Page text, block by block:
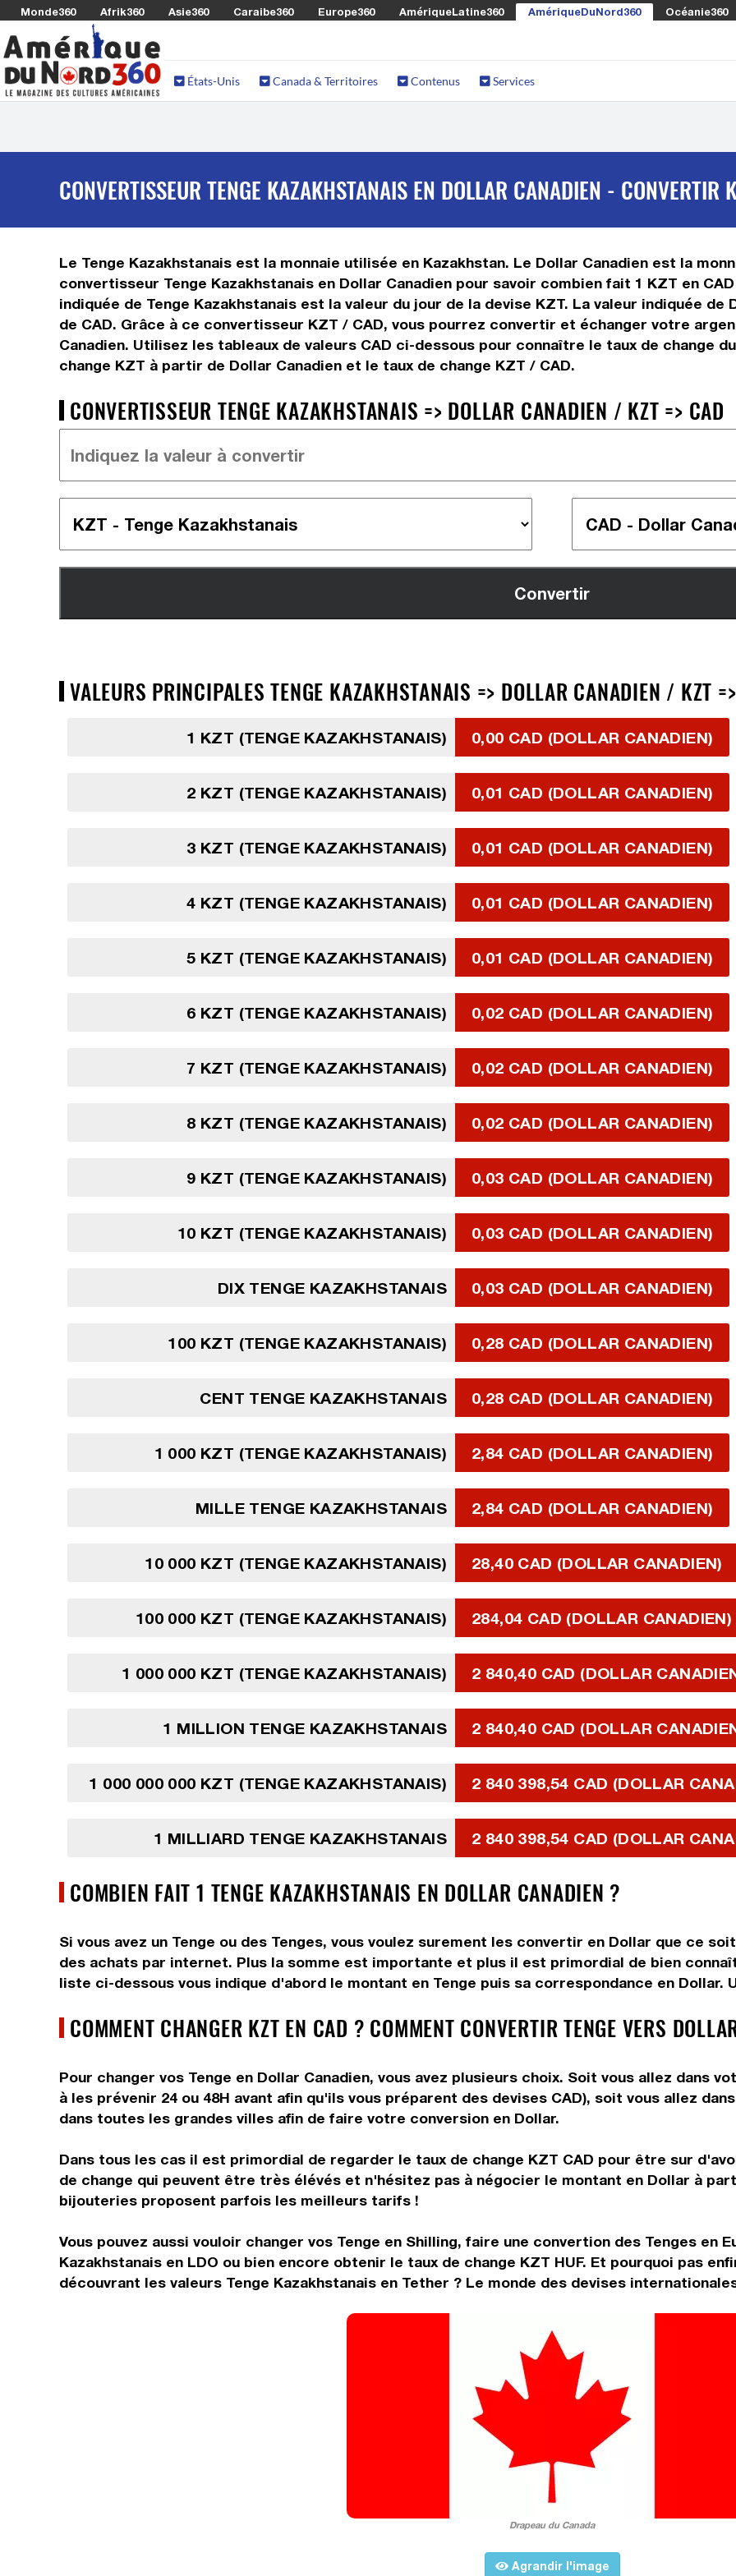
Monde360 Afrik360 Asie360 Caraibe360 Europe360 AmériqueLatine360 AmériqueDuNord360 Océanie360
États-Unis Canada & Territoires Contenus Services
CONVERTISSEUR TENGE KAZAKHSTANAIS EN DOLLAR CANADIEN - CONVERTIR
Le Tenge Kazakhstanais est la monnaie utilisée en Kazakhstan. Le Dollar Canadien est la
convertisseur Tenge Kazakhstanais en Dollar Canadien pour savoir combien fait 1 KZT en
indiquée de Tenge Kazakhstanais est la valeur du jour de la devise KZT. La valeur indiquée
de CAD. Grâce à ce convertisseur KZT / CAD, vous pourrez convertir et échanger votre
Canadien. Utilisez les tableaux de valeurs CAD ci-dessous pour connaître le taux de change
change KZT à partir de Dollar Canadien et le taux de change KZT / CAD.
CONVERTISSEUR TENGE KAZAKHSTANAIS => DOLLAR CANADIEN / KZT => CAD
VALEURS PRINCIPALES TENGE KAZAKHSTANAIS => DOLLAR CANADIEN / KZT
1 KZT (TENGE KAZAKHSTANAIS) 0,00 CAD (DOLLAR CANADIEN)
2 KZT (TENGE KAZAKHSTANAIS) 0,01 CAD (DOLLAR CANADIEN)
3 KZT (TENGE KAZAKHSTANAIS) 0,01 CAD (DOLLAR CANADIEN)
4 KZT (TENGE KAZAKHSTANAIS) 0,01 CAD (DOLLAR CANADIEN)
5 KZT (TENGE KAZAKHSTANAIS) 0,01 CAD (DOLLAR CANADIEN)
6 KZT (TENGE KAZAKHSTANAIS) 0,02 CAD (DOLLAR CANADIEN)
7 KZT (TENGE KAZAKHSTANAIS) 0,02 CAD (DOLLAR CANADIEN)
8 KZT (TENGE KAZAKHSTANAIS) 0,02 CAD (DOLLAR CANADIEN)
9 KZT (TENGE KAZAKHSTANAIS) 0,03 CAD (DOLLAR CANADIEN)
10 KZT (TENGE KAZAKHSTANAIS) 0,03 CAD (DOLLAR CANADIEN)
DIX TENGE KAZAKHSTANAIS 0,03 CAD (DOLLAR CANADIEN)
100 KZT (TENGE KAZAKHSTANAIS) 0,28 CAD (DOLLAR CANADIEN)
CENT TENGE KAZAKHSTANAIS 0,28 CAD (DOLLAR CANADIEN)
1 000 KZT (TENGE KAZAKHSTANAIS) 2,84 CAD (DOLLAR CANADIEN)
MILLE TENGE KAZAKHSTANAIS 2,84 CAD (DOLLAR CANADIEN)
10 000 KZT (TENGE KAZAKHSTANAIS) 28,40 CAD (DOLLAR CANADIEN)
100 000 KZT (TENGE KAZAKHSTANAIS) 284,04 CAD (DOLLAR CANADIEN)
1 000 000 KZT (TENGE KAZAKHSTANAIS) 2 840,40 CAD (DOLLAR
1 MILLION TENGE KAZAKHSTANAIS 2 840,40 CAD (DOLLAR
1 000 000 000 KZT (TENGE KAZAKHSTANAIS) 2 840 398,54 CAD (DOLLAR
1 MILLIARD TENGE KAZAKHSTANAIS 2 840 398,54 CAD (DOLLAR
COMBIEN FAIT 1 TENGE KAZAKHSTANAIS EN DOLLAR CANADIEN ?
Si vous avez un Tenge ou des Tenges, vous voulez surement les convertir en Dollar que ce
des achats par internet. Plus la somme est importante et plus il est primordial de bien
liste ci-dessous vous indique d'abord le montant en Tenge puis sa correspondance en Dollar.
COMMENT CHANGER KZT EN CAD ? COMMENT CONVERTIR TENGE VERS
Pour changer vos Tenge en Dollar Canadien, vous avez plusieurs choix. Soit vous allez dans
à les prévenir 24 ou 48H avant afin qu'ils vous préparent des devises CAD), soit vous allez
dans toutes les grandes villes afin de faire votre conversion en Dollar.
Dans tous les cas il est primordial de regarder le taux de change KZT CAD pour être sur
de change qui peuvent être très élévés et n'hésitez pas à négocier le montant en Dollar à
bijouteries proposent parfois les meilleurs tarifs !
Vous pouvez aussi vouloir changer vos Tenge en Shilling, faire une convertion des Tenges en
Kazakhstanais en LDO ou bien encore obtenir le taux de change KZT HUF. Et pourquoi pas
découvrant les valeurs Tenge Kazakhstanais en Tether ? Le monde des devises
Drapeau du Canada
Agrandir l'image